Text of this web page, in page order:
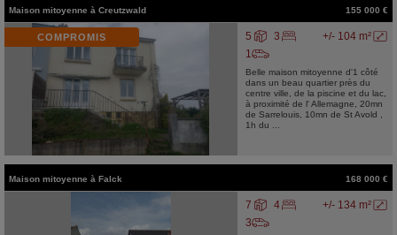
Maison mitoyenne à Creutzwald 155 000 €
COMPROMIS +/- 104 m²
5
3
1
Belle maison mitoyenne d'1 côté
dans un beau quartier près du
centre ville, de la piscine et du lac,
à proximité de l' Allemagne, 20mn
de Sarrelouis, 10mn de St Avold ,
1h du ...
Maison mitoyenne à Falck 168 000 €
+/- 134 m²
7
4
3